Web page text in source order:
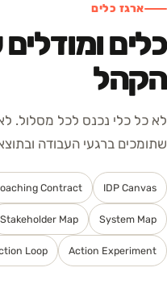
ארגז כלים
כלים
הקהל
לא כל כלי נכנס לכל מסלול.
שתומכים ברגעי העבודה
IDP Canvas
Contract
System Map
Stakeholder Map
Action Experiment
Loop